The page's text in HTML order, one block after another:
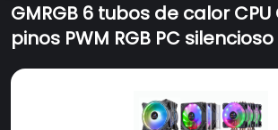
GMRGB 6 tubos de calor
pinos PWM RGB PC
1700 775 1200 1150 1151 1155
X99 AM2 AM3 AM4 CPU
ARGB AURA SYNC